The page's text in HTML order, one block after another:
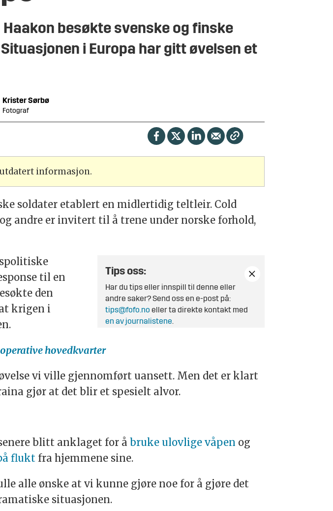
Haakon besøkte svenske og finske
i Europa har gitt øvelsen et
KristerSørbø
Fotograf
informasjon.
soldater etablert en midlertidig teltleir. Cold
andre er invitert til å trene under norske forhold,
Tips oss:
Har du tips eller innspill til denne eller
andre saker? Send oss en e-post på:
tips@fofo.no eller ta direkte kontakt med
en av journalistene.
til en
den
krigen i
hovedkvarter
vi ville gjennomført uansett. Men det er klart
gjør at det blir et spesielt alvor.
blitt anklaget for åbruke ulovlige våpen og
flukt fra hjemmene sine.
alle ønske at vi kunne gjøre noe for å gjøre det
situasjonen.